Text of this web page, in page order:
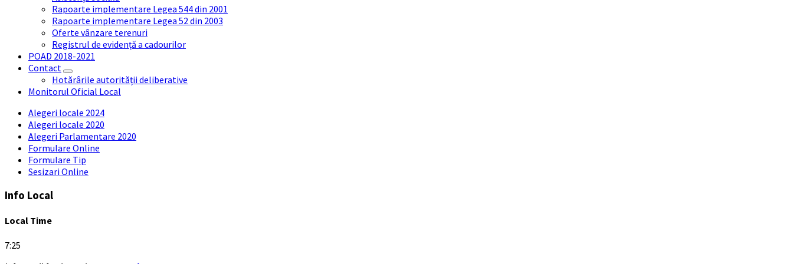
Rapoarte implementare Legea 544 din 2001
Rapoarte implementare Legea 52 din 2003
Oferte vânzare terenuri
Registrul de evidență a cadourilor
POAD 2018-2021
Contact
Hotărârile autorității deliberative
Monitorul Oficial Local
Alegeri locale 2024
Alegeri locale 2020
Alegeri Parlamentare 2020
Formulare Online
Formulare Tip
Sesizari Online
Info Local
Local Time
7:25